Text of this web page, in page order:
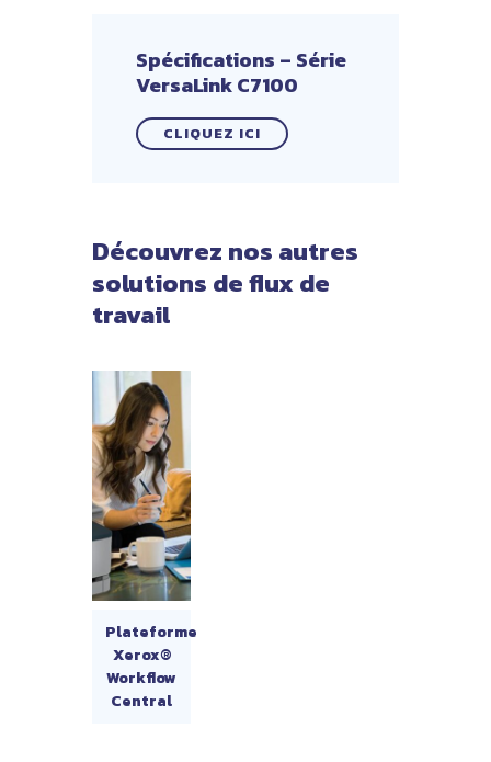
Spécifications – Série
VersaLink C7100
CLIQUEZ ICI
Découvrez nos autres
solutions de flux de
travail
Plateforme
Xerox®
Workflow
Central